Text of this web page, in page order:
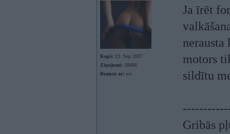
Kopš: 23. Sep 2007
Ziņojumi: 28686
Braucu ar: wv
Ja īrēt
nerausta
motors
sildītu
Gribās